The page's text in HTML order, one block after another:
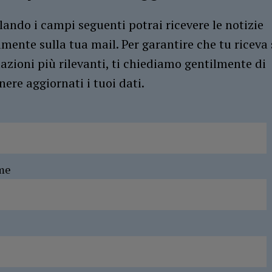
i campi seguenti potrai ricevere le notizie
sulla tua mail. Per garantire che tu riceva
più rilevanti, ti chiediamo gentilmente di
aggiornati i tuoi dati.